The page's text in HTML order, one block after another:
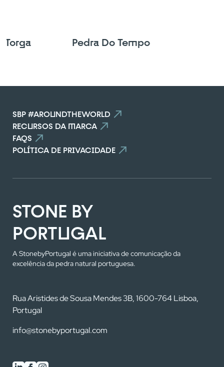
Torga Pedra Do Tempo
SBP #AROUNDTHEWORLD
RECURSOS DA MARCA
FAQS
POLÍTICA DE PRIVACIDADE
STONE BY
PORTUGAL
A StonebyPortugal é uma iniciativa de comunicação da
excelência da pedra natural portuguesa.
Rua Aristides de Sousa Mendes 3B, 1600-764 Lisboa,
Portugal
info@stonebyportugal.com